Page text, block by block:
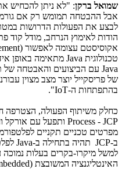
שמואל ברקן: "לא ניתן להכחיש
אבל ההבטחה תמומש רק אם
לבצע את הפעולות הדרושות
הודות לאימוץ הנרחב, מודל קוד
אקוסיסטם עצומה לאפשור (
טכנולוגית Java מתאימה באופן
Java עם הביצועים והאבטחה של
של פריסקייל יוצר מצב מצוין
בהתפתחות ה-IoT
".
כחלק משיתוף הפעולה, הצטרפה
Process - JCP ותפעל עם אורקל
מפרטים טכניים תקניים
ב-JCP תהיה בתחילה ב-Java
למשל מיקרו-בקרים בעלות
האינטליגנציה המשובצת (